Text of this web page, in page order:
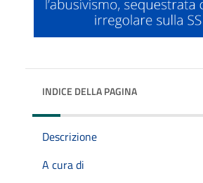
INDICE DELLA PAGINA
Descrizione
A cura di